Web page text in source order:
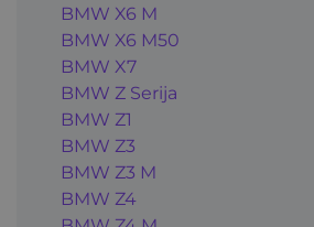
BMW X6 M
BMW X6 M50
BMW X7
BMW Z Serija
BMW Z1
BMW Z3
BMW Z3 M
BMW Z4